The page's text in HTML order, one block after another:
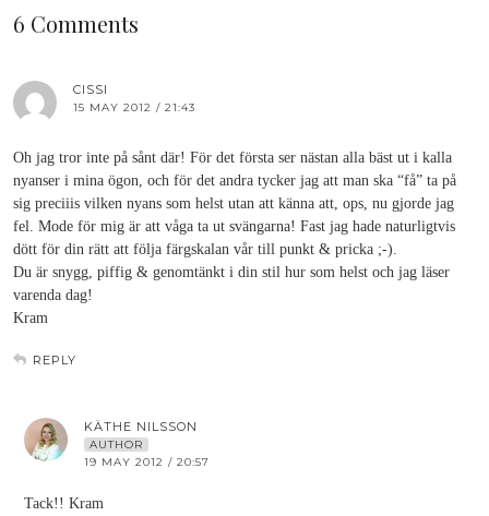
6 Comments
CISSI
15 MAY 2012 / 21:43
Oh jag tror inte på sånt där! För det första ser nästan alla bäst ut i kalla
nyanser i mina ögon, och för det andra tycker jag att man ska “få” ta på
sig preciiis vilken nyans som helst utan att känna att, ops, nu gjorde jag
fel. Mode för mig är att våga ta ut svängarna! Fast jag hade naturligtvis
dött för din rätt att följa färgskalan vår till punkt & pricka ;-).
Du är snygg, piffig & genomtänkt i din stil hur som helst och jag läser
varenda dag!
Kram
REPLY
KÄTHE NILSSON
AUTHOR
19 MAY 2012 / 20:57
Tack!! Kram